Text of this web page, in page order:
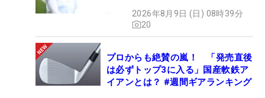
2026年8月9日 (日) 08時39分
20
プロからも絶賛の嵐！ 「発売直後
は必ずトップ3に入る」国産軟鉄ア
イアンとは？ #週間ギアランキング